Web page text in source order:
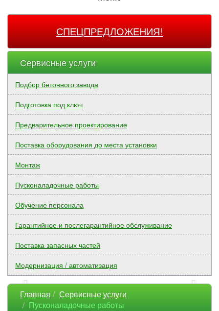
СПЕЦПРЕДЛОЖЕНИЯ!
Сервисные услуги
Подбор бетонного завода
Подготовка под ключ
Предварительное проектирование
Поставка оборудования до места установки
Монтаж
Пусконаладочные работы
Обучение персонала
Гарантийное и послегарантийное обслуживание
Поставка запасных частей
Модернизация / автоматизация
Главная
Сервисные услуги
Пусконаладочные работы